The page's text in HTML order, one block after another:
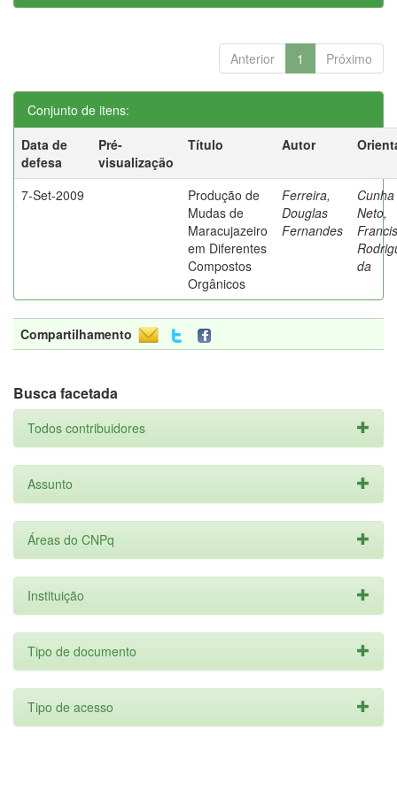
Anterior 1 Próximo
Conjunto de itens:
Data de
defesa
Pré-
visualização
Título Autor
7-Set-2009
Produção de
Mudas de
Maracujazeiro
em Diferentes
Compostos
Orgânicos
Ferreira,
Douglas
Fernandes
Cunha
Neto,
da
Compartilhamento
Busca facetada
Todos contribuidores
Assunto
Áreas do CNPq
Instituição
Tipo de documento
Tipo de acesso